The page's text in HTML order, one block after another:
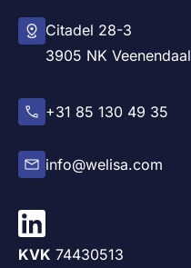
Citadel 28-3
3905 NK Veenendaal
+31 85 130 49 35
info@welisa.com
KVK 74430513